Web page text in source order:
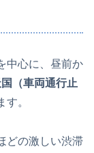
中心に、昼前か
（車両通行止
す。
どの激しい渋滞